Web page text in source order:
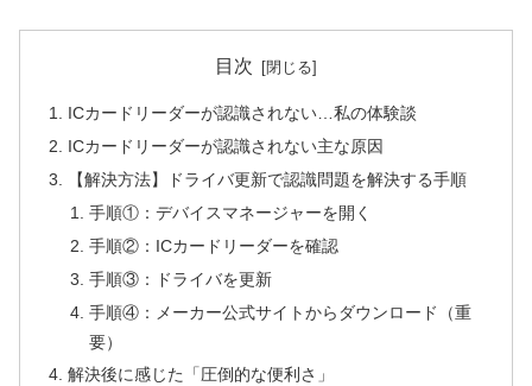
目次
ICカードリーダーが認識されない…私の体験談
ICカードリーダーが認識されない主な原因
【解決方法】ドライバ更新で認識問題を解決する手順
手順①：デバイスマネージャーを開く
手順②：ICカードリーダーを確認
手順③：ドライバを更新
手順④：メーカー公式サイトからダウンロード（重
要）
解決後に感じた「圧倒的な便利さ」